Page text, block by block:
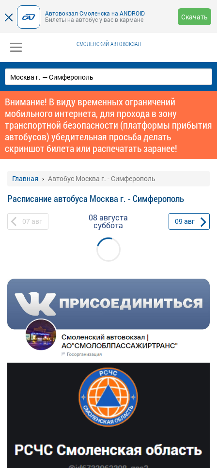
Автовокзал Смоленска на ANDROID
Билеты на автобус у вас в кармане
Скачать
СМОЛЕНСКИЙ АВТОВОКЗАЛ
Внимание! В виду временных ограничений
мобильного интернета, для прохода в зону
транспортной безопасности (платформы прибытия
автобусов) убедительная просьба делать
скриншот билета или распечатать заранее!
Главная Автобус Москва г. - Симферополь
Расписание автобуса Москва г. - Симферополь
07 авг 08 августа
суббота 09 авг